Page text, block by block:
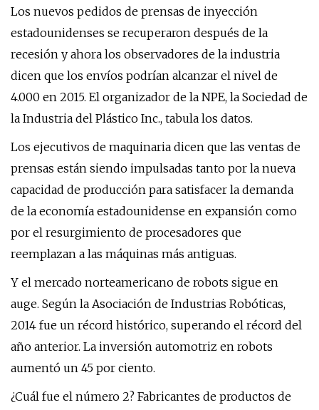
Los nuevos pedidos de prensas de inyección
estadounidenses se recuperaron después de la
recesión y ahora los observadores de la industria
dicen que los envíos podrían alcanzar el nivel de
4.000 en 2015. El organizador de la NPE, la Sociedad de
la Industria del Plástico Inc., tabula los datos.
Los ejecutivos de maquinaria dicen que las ventas de
prensas están siendo impulsadas tanto por la nueva
capacidad de producción para satisfacer la demanda
de la economía estadounidense en expansión como
por el resurgimiento de procesadores que
reemplazan a las máquinas más antiguas.
Y el mercado norteamericano de robots sigue en
auge. Según la Asociación de Industrias Robóticas,
2014 fue un récord histórico, superando el récord del
año anterior. La inversión automotriz en robots
aumentó un 45 por ciento.
¿Cuál fue el número 2? Fabricantes de productos de